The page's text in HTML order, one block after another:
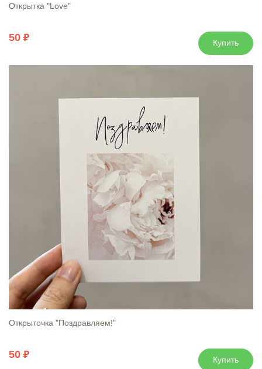
Открытка "Love"
50 Купить
Открыточка "Поздравляем!"
50 Купить